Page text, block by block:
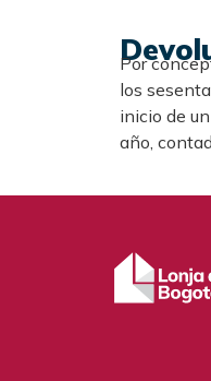
Por
los
inicio de
año,